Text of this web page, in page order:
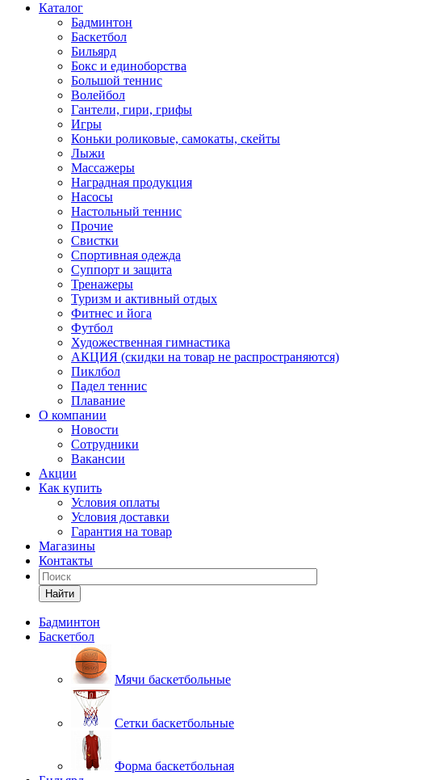
Каталог
Бадминтон
Баскетбол
Бильярд
Бокс и единоборства
Большой теннис
Волейбол
Гантели, гири, грифы
Игры
Коньки роликовые, самокаты, скейты
Лыжи
Массажеры
Наградная продукция
Насосы
Настольный теннис
Прочие
Свистки
Спортивная одежда
Суппорт и защита
Тренажеры
Туризм и активный отдых
Фитнес и йога
Футбол
Художественная гимнастика
АКЦИЯ (скидки на товар не распространяются)
Пиклбол
Падел теннис
Плавание
О компании
Новости
Сотрудники
Вакансии
Акции
Как купить
Условия оплаты
Условия доставки
Гарантия на товар
Магазины
Контакты
Найти
Бадминтон
Баскетбол
Мячи баскетбольные
Сетки баскетбольные
Форма баскетбольная